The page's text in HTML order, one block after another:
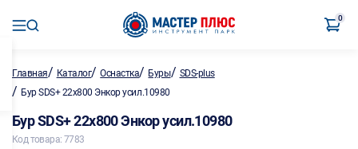
0
Главная/ Каталог/Оснастка/ Буры/ SDS-plus
/ Бур SDS+ 22х800 Энкор усил.10980
Бур SDS+ 22х800 Энкор усил.10980
Код товара: 7783